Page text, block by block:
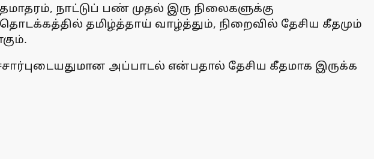
நாட்டுப் பண் முதல் இரு நிலைகளுக்கு
தொடக்கத்தில் தமிழ்த்தாய் வாழ்த்தும், நிறைவில் தேசிய கீதமும்
அப்பாடல் என்பதால் தேசிய கீதமாக இருக்க